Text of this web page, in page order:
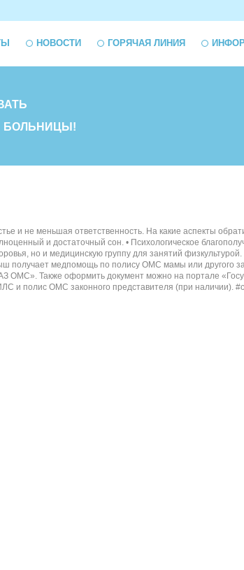
НОВОСТИ ГОРЯЧАЯ ЛИНИЯ
БОЛЬНИЦЫ!
и не меньшая ответственность. На какие аспекты
и достаточный сон. • Психологическое
но и медицинскую группу для занятий
получает медпомощь по полису ОМС мамы или другого
ОМС». Также оформить документ можно на портале
и полис ОМС законного представителя (при наличии).